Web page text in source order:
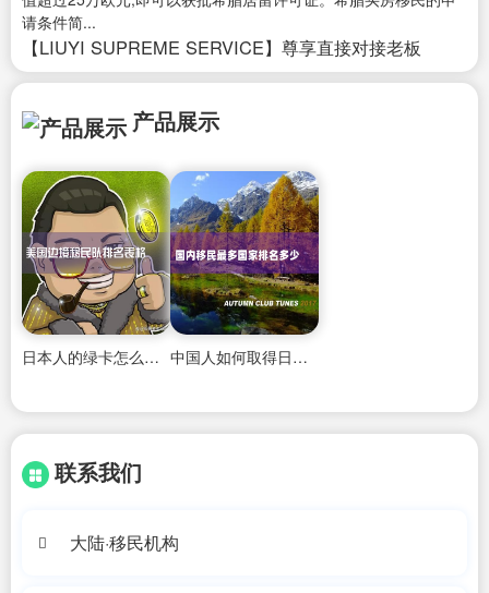
请条件简...
【LIUYI SUPREME SERVICE】尊享直接对接老板
产品展示
日本人的绿卡怎么拿到中国国籍 中国人如何取得日本永久居住证的证件号码
联系我们
大陆·移民机构